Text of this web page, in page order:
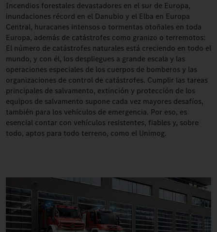
Incendios forestales devastadores en el sur de Europa,
inundaciones récord en el Danubio y el Elba en Europa
Central, huracanes intensos o tormentas otoñales en toda
Europa, además de catástrofes como granizo o terremotos:
El número de catástrofes naturales está creciendo en todo el
mundo, y con él, los despliegues a grande escala y las
operaciones especiales de los cuerpos de bomberos y las
organizaciones de control de catástrofes. Cumplir las tareas
principales de salvamento, extinción y protección de los
equipos de salvamento supone cada vez mayores desafíos,
también para los vehículos de emergencia. Por eso, es
esencial contar con vehículos resistentes, fiables y, sobre
todo, aptos para todo terreno, como el Unimog.